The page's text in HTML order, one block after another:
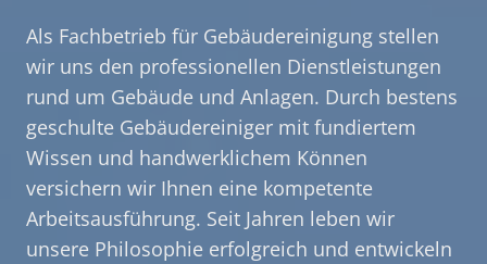
Als Fachbetrieb für Gebäudereinigung stellen
wir uns den professionellen Dienstleistungen
rund um Gebäude und Anlagen. Durch bestens
geschulte Gebäudereiniger mit fundiertem
Wissen und handwerklichem Können
versichern wir Ihnen eine kompetente
Arbeitsausführung. Seit Jahren leben wir
unsere Philosophie erfolgreich und entwickeln